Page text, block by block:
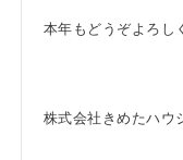
本年もどうぞよろし
株式会社きめたハ